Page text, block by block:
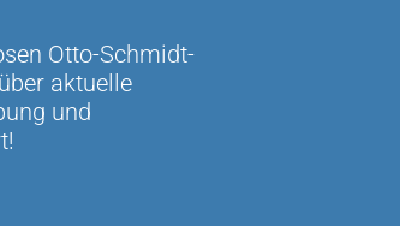
Otto-Schmidt-
aktuelle
und